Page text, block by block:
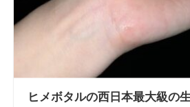
ヒメボタルの西日本最大級の